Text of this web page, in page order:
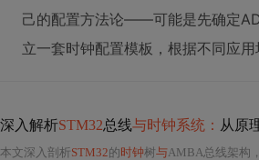
己的配置方法论——可能是先确定
立一套时钟配置模板，根据不同应用
深入解析STM32总线与时钟系统： 从原
本文深入剖析STM32的时钟树与AMBA总线架构